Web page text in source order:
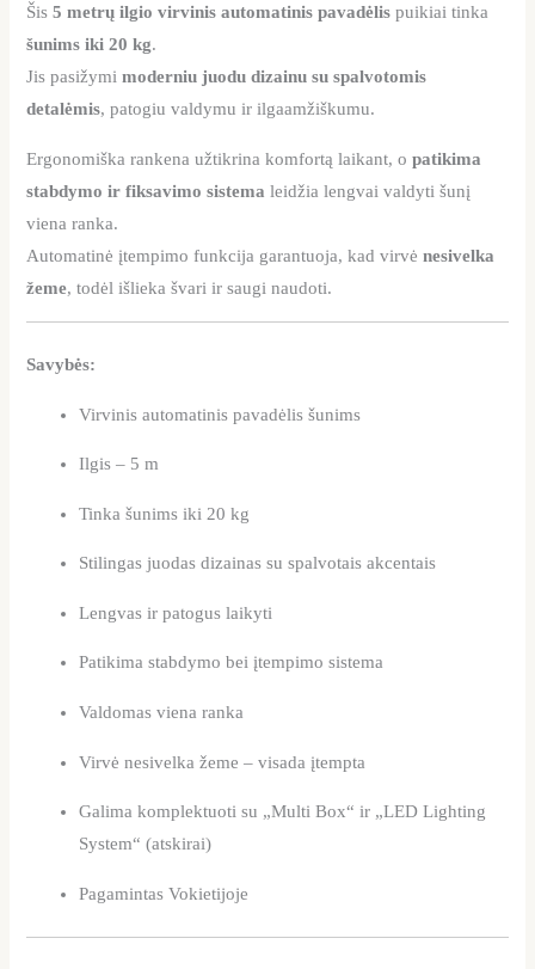
Šis5 metrų ilgio virvinis automatinis pavadėlis puikiai tinka
šunims iki 20 kg.
Jis pasižymimoderniu juodu dizainu su spalvotomis
detalėmis, patogiu valdymu ir ilgaamžiškumu.
Ergonomiška rankena užtikrina komfortą laikant, opatikima
stabdymo ir fiksavimo sistema leidžia lengvai valdyti šunį
viena ranka.
Automatinė įtempimo funkcija garantuoja, kad virvėnesivelka
žeme, todėl išlieka švari ir saugi naudoti.
Savybės:
Virvinis automatinis pavadėlis šunims
Ilgis – 5 m
Tinka šunims iki 20 kg
Stilingas juodas dizainas su spalvotais akcentais
Lengvas ir patogus laikyti
Patikima stabdymo bei įtempimo sistema
Valdomas viena ranka
Virvė nesivelka žeme – visada įtempta
Galima komplektuoti su „Multi Box“ ir „LED Lighting
System“ (atskirai)
Pagamintas Vokietijoje